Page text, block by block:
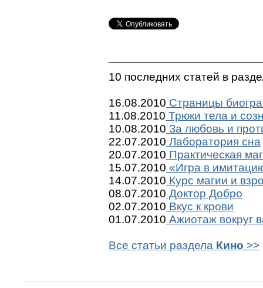
10 последних статей в
16.08.2010 Страницы
11.08.2010 Трюки тела и
10.08.2010 За любовь и
22.07.2010 Лаборатория сна
20.07.2010 Практическая
15.07.2010 «Игра в
14.07.2010 Курс магии и
08.07.2010 Доктор Добро
02.07.2010 Вкус к крови
01.07.2010 Ажиотаж вокруг
Все статьи раздела Кино >>